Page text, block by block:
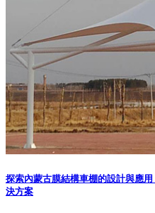
探索內蒙古膜結構車棚的設計與應用
決方案